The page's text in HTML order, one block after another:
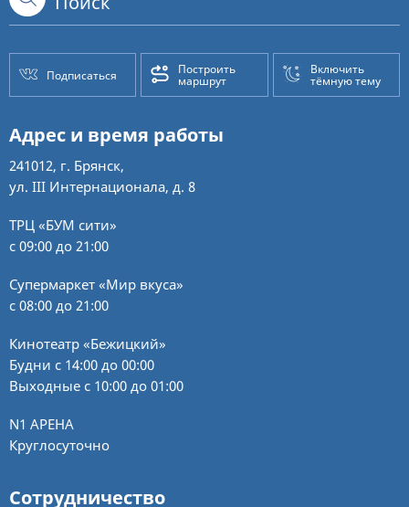
Подписаться Построить
маршрут
Включить
тёмную тему
Адрес и время работы
241012, г. Брянск,
ул. III Интернационала, д. 8
ТРЦ «БУМ сити»
с 09:00 до 21:00
Супермаркет «Мир вкуса»
с 08:00 до 21:00
Кинотеатр «Бежицкий»
Будни с 14:00 до 00:00
Выходные с 10:00 до 01:00
N1 АРЕНА
Круглосуточно
Сотрудничество